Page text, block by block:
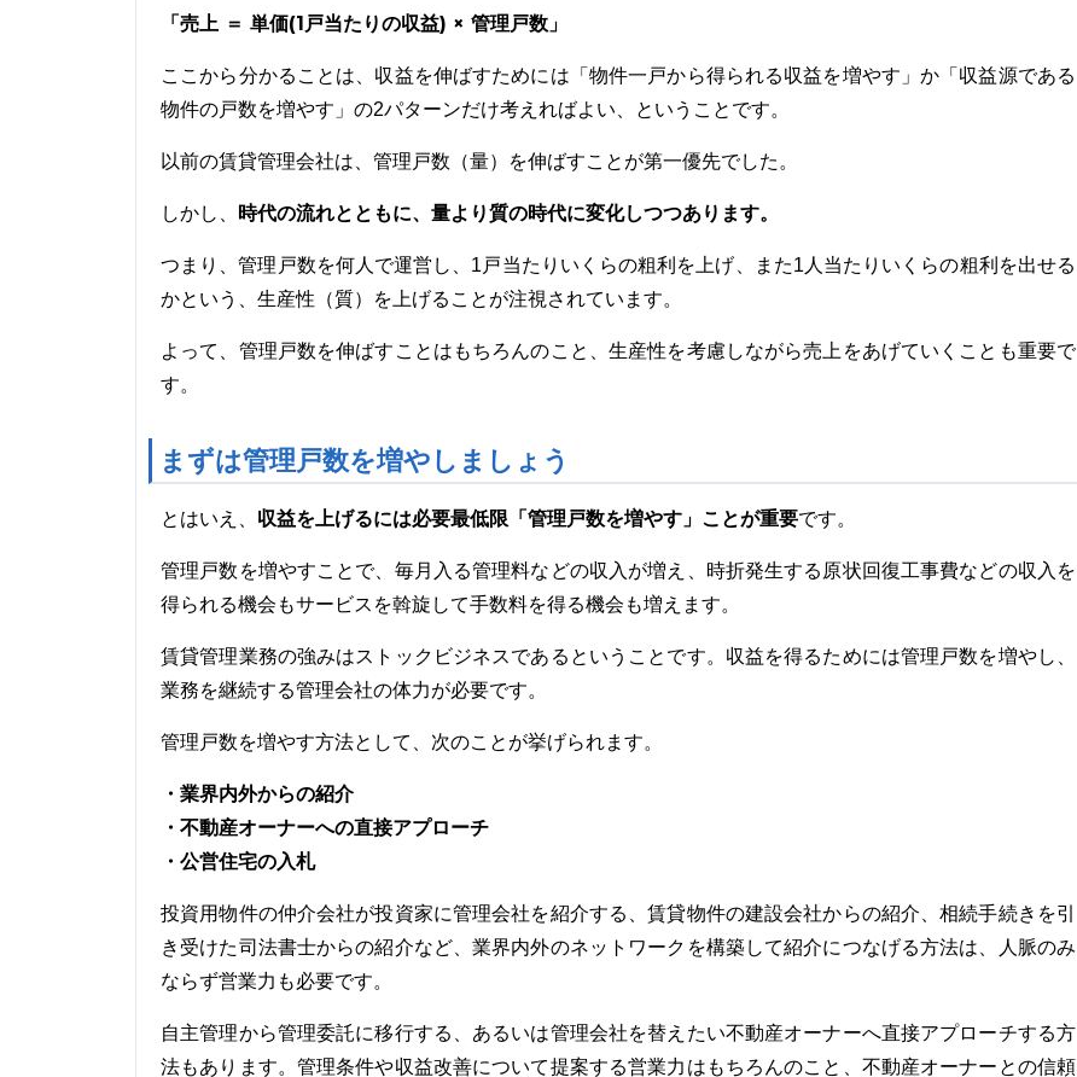
「売上 ＝ 単価(1戸当たりの収益) × 管理戸数」
ここから分かることは、収益を伸ばすためには「物件一戸から得られる収益を増やす」か「収益源である
物件の戸数を増やす」の2パターンだけ考えればよい、ということです。
以前の賃貸管理会社は、管理戸数（量）を伸ばすことが第一優先でした。
しかし、 時代の流れとともに、量より質の時代に変化しつつあります。
つまり、管理戸数を何人で運営し、1戸当たりいくらの粗利を上げ、また1人当たりいくらの粗利を出せる
かという、生産性（質）を上げることが注視されています。
よって、管理戸数を伸ばすことはもちろんのこと、生産性を考慮しながら売上をあげていくことも重要で
す。
まずは管理戸数を増やしましょう
とはいえ、 収益を上げるには必要最低限「管理戸数を増やす」ことが重要です。
管理戸数を増やすことで、毎月入る管理料などの収入が増え、時折発生する原状回復工事費などの収入を
得られる機会もサービスを斡旋して手数料を得る機会も増えます。
賃貸管理業務の強みはストックビジネスであるということです。収益を得るためには管理戸数を増やし、
業務を継続する管理会社の体力が必要です。
管理戸数を増やす方法として、次のことが挙げられます。
・業界内外からの紹介
・不動産オーナーへの直接アプローチ
・公営住宅の入札
投資用物件の仲介会社が投資家に管理会社を紹介する、賃貸物件の建設会社からの紹介、相続手続きを引
き受けた司法書士からの紹介など、業界内外のネットワークを構築して紹介につなげる方法は、人脈のみ
ならず営業力も必要です。
自主管理から管理委託に移行する、あるいは管理会社を替えたい不動産オーナーへ直接アプローチする方
法もあります。管理条件や収益改善について提案する営業力はもちろんのこと、不動産オーナーとの信頼